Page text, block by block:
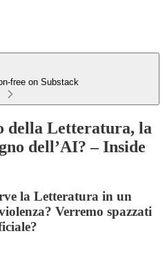
free on Substack
della Letteratura, la
dell’AI? – Inside
la Letteratura in un
Verremo spazzati